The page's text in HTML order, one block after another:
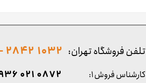
تلفن فروشگاه تهران: 1032 2842 - 021
کارشناس فروش ۱: 0872 021 0936